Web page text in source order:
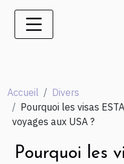
Accueil
Divers
Pourquoi les visas
voyages aux USA ?
Pourquoi les